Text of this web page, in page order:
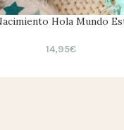
Hola Mundo
14,95€